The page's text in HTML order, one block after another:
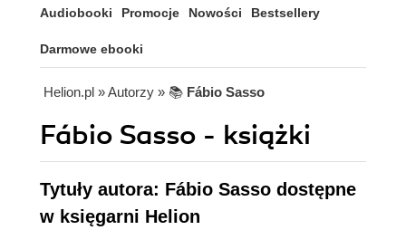
Audiobooki Promocje Nowości Bestsellery
Darmowe ebooki
Helion.pl » Autorzy » 📚 Fábio Sasso
Fábio Sasso - książki
Tytuły autora: Fábio Sasso dostępne
w księgarni Helion